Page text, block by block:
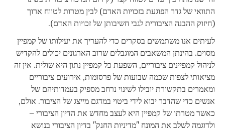
התוואי של גדר הפוגעת בזכויות האדם) לבין מטרות לטווח ארוך
(חיזוק ההבנה הציבורית לגבי חשיבותן של זכויות האדם).
לעיתים אנו משתמשים בסקרים כדי להעריך את יעילותו של קמפיין
מסוים. בהינתן המשאבים המוגבלים שרוב הארגונים יכולים להקדיש
לניהול קמפיינים ציבוריים, השפעת כל קמפיין נתון היא שולית. אין זה
מציאותי לצפות שכמה שבועות של פרסומות, אירועים ציבוריים
ומאמרים בתקשורת יובילו לשינוי נרחב מספיק בעמדותיהם של
אנשים כדי שהדבר יבוא לידי ביטוי במדגם מייצג של הציבור. אולם,
כאשר מטרתו של קמפיין היא לעצב מחדש את הדיון הציבורי –
ולדוגמה לשלב את המונח "מדיניות החנק" בדיון הציבורי בנושא